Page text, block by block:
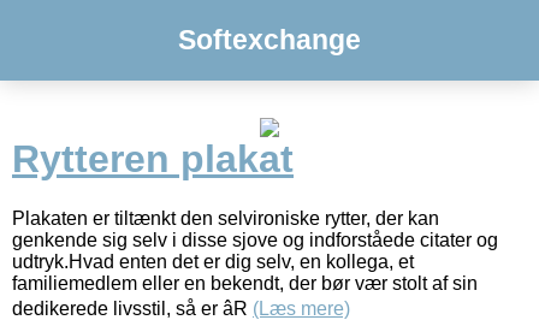
Softexchange
Rytteren plakat
Plakaten er tiltænkt den selvironiske rytter, der kan
genkende sig selv i disse sjove og indforståede citater og
udtryk.Hvad enten det er dig selv, en kollega, et
familiemedlem eller en bekendt, der bør vær stolt af sin
dedikerede livsstil, så er âR (Læs mere)